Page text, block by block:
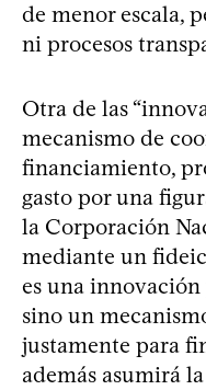
de menor escala,
ni procesos
Otra de las
mecanismo de
financiamiento,
gasto por una
la Corporación
mediante un
es una
sino un
justamente para
además asumirá